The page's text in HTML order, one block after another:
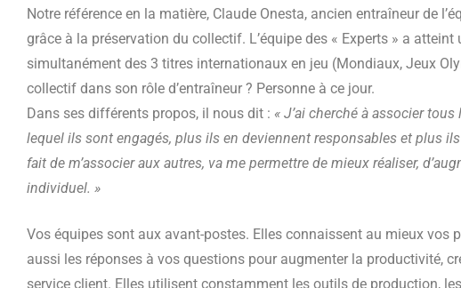
Notre référence en la matière, Claude Onesta, ancien entraîneur de
grâce à la préservation du collectif. L’équipe des « Experts » a
simultanément des 3 titres internationaux en jeu (Mondiaux, Jeux
collectif dans son rôle d’entraîneur ? Personne à ce jour.
Dans ses différents propos, il nous dit : « J’ai cherché à associer
lequel ils sont engagés, plus ils en deviennent responsables et plus
fait de m’associer aux autres, va me permettre de mieux réaliser,
individuel. »
Vos équipes sont aux avant-postes. Elles connaissent au mieux
aussi les réponses à vos questions pour augmenter la productivité,
service client. Elles utilisent constamment les outils de production,